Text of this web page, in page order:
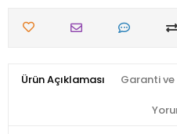
Ürün Açıklaması Garanti